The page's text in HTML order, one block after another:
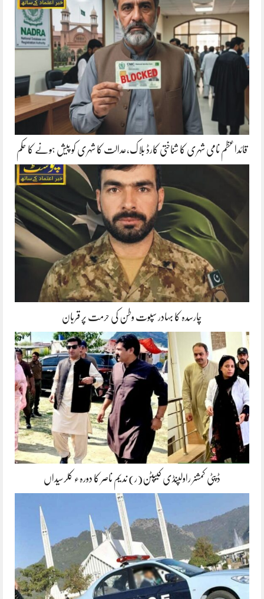
قائداعظم نامی شہری کا شناختی کارڈ بلاک،عدالت کا شہری کو پیش ہونے کا حکم
چارسدہ کا بہادر سپوت وطن کی حرمت پر قربان
ڈپٹی کمشنر راولپنڈی کیپٹن(ر) ندیم ناصر کا دورہء کلرسیداں